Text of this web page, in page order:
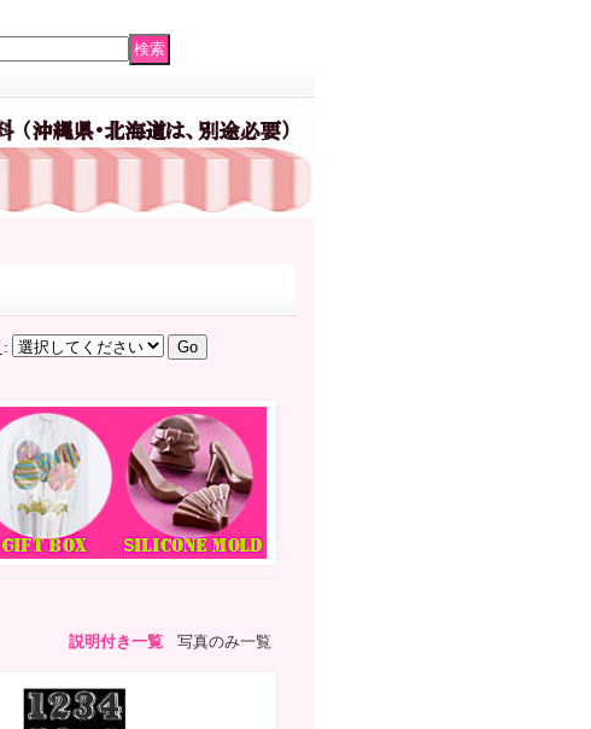
:
説明付き一覧 写真のみ一覧